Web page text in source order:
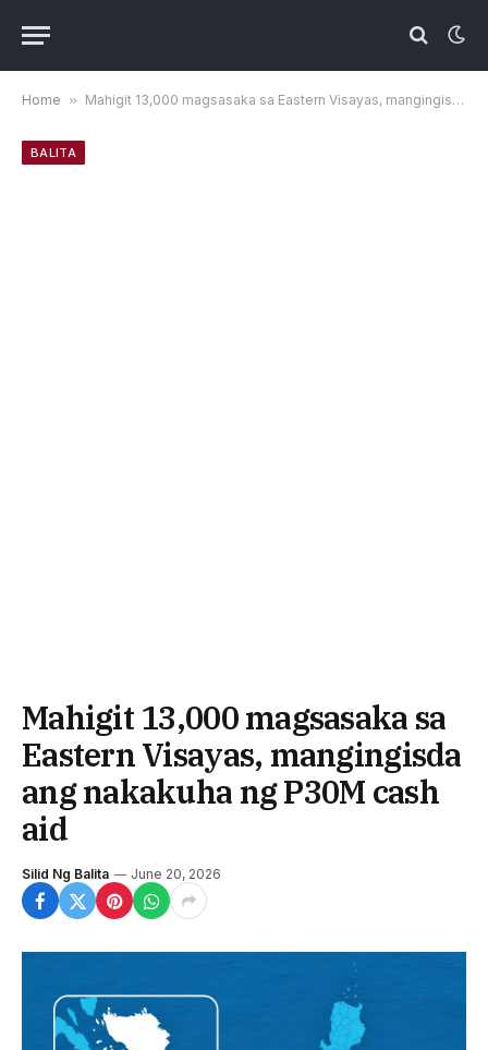
Home » Mahigit 13,000 magsasaka sa Eastern Visayas, mangingisda ang nakakuha ng P30M cash aid
BALITA
Mahigit 13,000 magsasaka sa
Eastern Visayas, mangingisda
ang nakakuha ng P30M cash
aid
Silid Ng Balita June 20, 2026